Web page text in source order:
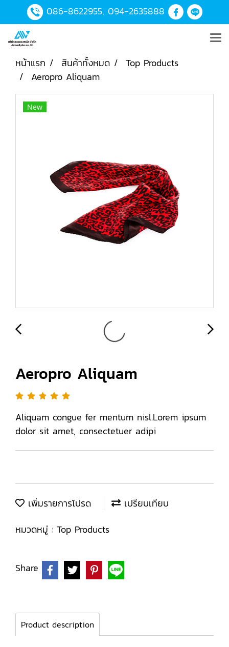
086-8622955, 094-2635888
หน้าแรก สินค้าทั้งหมด
Top Products
Aeropro Aliquam
New
Aeropro Aliquam
Aliquam congue fer mentum nisl.Lorem ipsum
dolor sit amet, consectetuer adipi
เพิ่มรายการโปรด
เปรียบเทียบ
หมวดหมู่ : Top Products
Share
Product description